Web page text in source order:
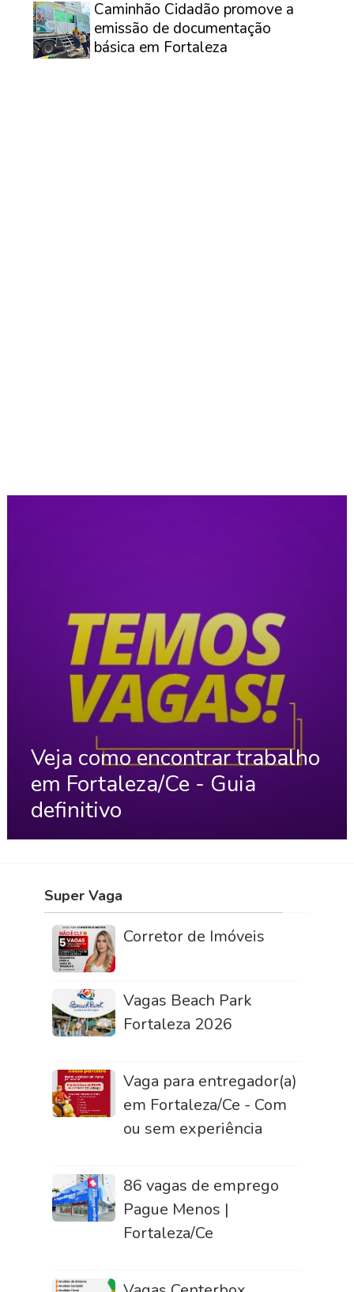
Caminhão Cidadão promove a
emissão de documentação
básica em Fortaleza
Veja como encontrar trabalho
em Fortaleza/Ce - Guia
definitivo
Super Vaga
Corretor de Imóveis
Vagas Beach Park
Fortaleza 2026
Vaga para entregador(a)
em Fortaleza/Ce - Com
ou sem experiência
86 vagas de emprego
Pague Menos |
Fortaleza/Ce